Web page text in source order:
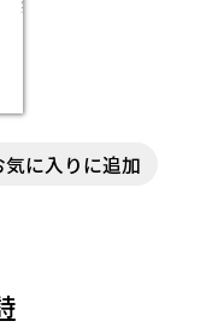
気に入りに追加